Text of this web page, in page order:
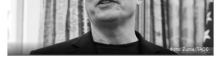
Фото: Zuma/ТАСС